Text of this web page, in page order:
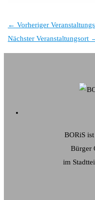
← Vorheriger
Nächster Veranstaltungsort
BORiS
Bürger
im